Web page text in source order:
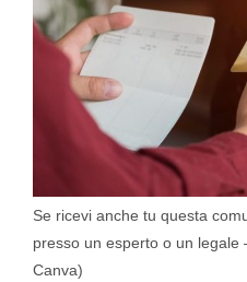
Se ricevi anche tu questa
presso un esperto o un legale
Canva)